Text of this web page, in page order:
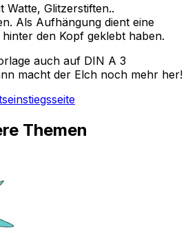
Watte, Glitzerstiften..
Als Aufhängung dient eine
den Kopf geklebt haben.
auch auf DIN A 3
macht der Elch noch mehr her!
Themen